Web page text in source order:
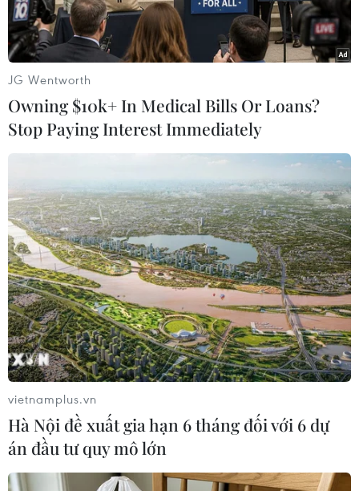
#Olympic Paris 2024 #Đe dọa đánh bom
#Sân bay
#Đường sắt
Pháp
Theo dõi VietnamPlus
JG Wentworth
Owning $10k+ In Medical Bills Or Loans?
Stop Paying Interest Immediately
vietnamplus.vn
Hà Nội đề xuất gia hạn 6 tháng đối với 6 dự
án đầu tư quy mô lớn